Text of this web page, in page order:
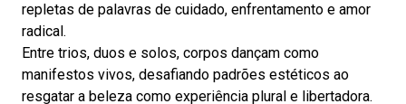
repletas de palavras de cuidado, enfrentamento e amor
radical.
Entre trios, duos e solos, corpos dançam como
manifestos vivos, desafiando padrões estéticos ao
resgatar a beleza como experiência plural e libertadora.